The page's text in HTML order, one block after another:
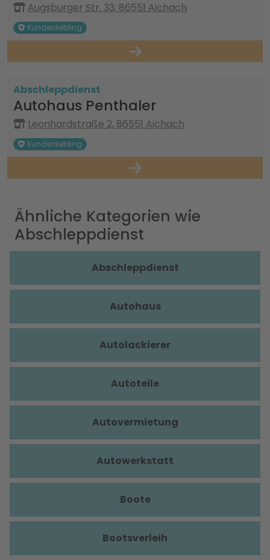
Augsburger Str. 33, 86551 Aichach
Kundenliebling
Abschleppdienst
Autohaus Penthaler
Leonhardstraße 2, 86551 Aichach
Kundenliebling
Ähnliche Kategorien wie
Abschleppdienst
Abschleppdienst
Autohaus
Autolackierer
Autoteile
Autovermietung
Autowerkstatt
Boote
Bootsverleih